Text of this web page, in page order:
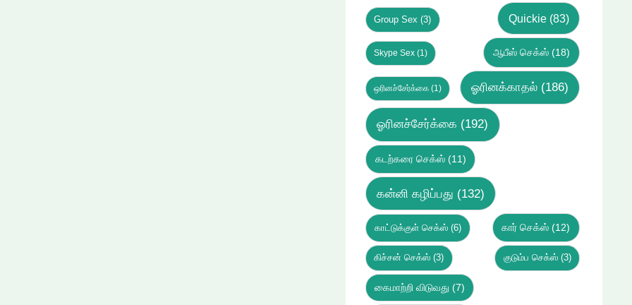
Group Sex (3) Quickie(83)
Skype Sex(1) ஆபீஸ் செக்ஸ்(18)
ஒரினச்சேர்க்கை(1) ஓரினக்காதல்(186)
ஓரினச்சேர்க்கை (192)
கடற்கரை செக்ஸ்(11)
கன்னி கழிப்பது (132)
காட்டுக்குள் செக்ஸ் (6) கார் செக்ஸ் (12)
கிச்சன் செக்ஸ் (3) குடும்ப செக்ஸ்(3)
கைமாற்றி விடுவது (7)